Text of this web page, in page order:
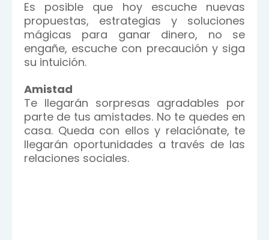
Es posible que hoy escuche nuevas
propuestas, estrategias y soluciones
mágicas para ganar dinero, no se
engañe, escuche con precaución y siga
su intuición.
Amistad
Te llegarán sorpresas agradables por
parte de tus amistades. No te quedes en
casa. Queda con ellos y relaciónate, te
llegarán oportunidades a través de las
relaciones sociales.